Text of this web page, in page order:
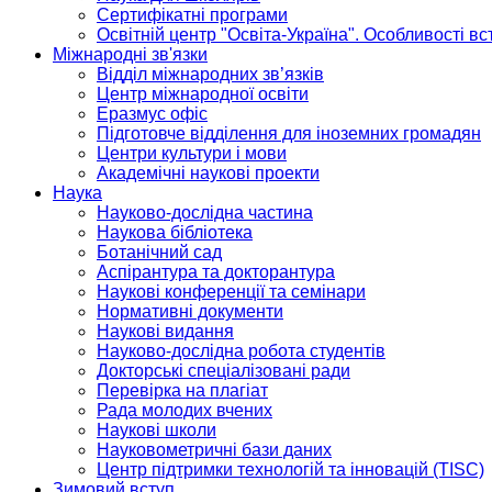
Сертифікатні програми
Освітній центр "Освіта-Україна". Особливості
Міжнародні зв'язки
Відділ міжнародних зв’язків
Центр міжнародної освіти
Еразмус офіс
Підготовче відділення для іноземних громадян
Центри культури і мови
Академічні наукові проекти
Наука
Науково-дослідна частина
Наукова бібліотека
Ботанічний сад
Аспірантура та докторантура
Наукові конференції та семінари
Нормативні документи
Наукові видання
Науково-дослідна робота студентів
Докторські спеціалізовані ради
Перевірка на плагіат
Рада молодих вчених
Наукові школи
Науковометричні бази даних
Центр підтримки технологій та інновацій (TISC)